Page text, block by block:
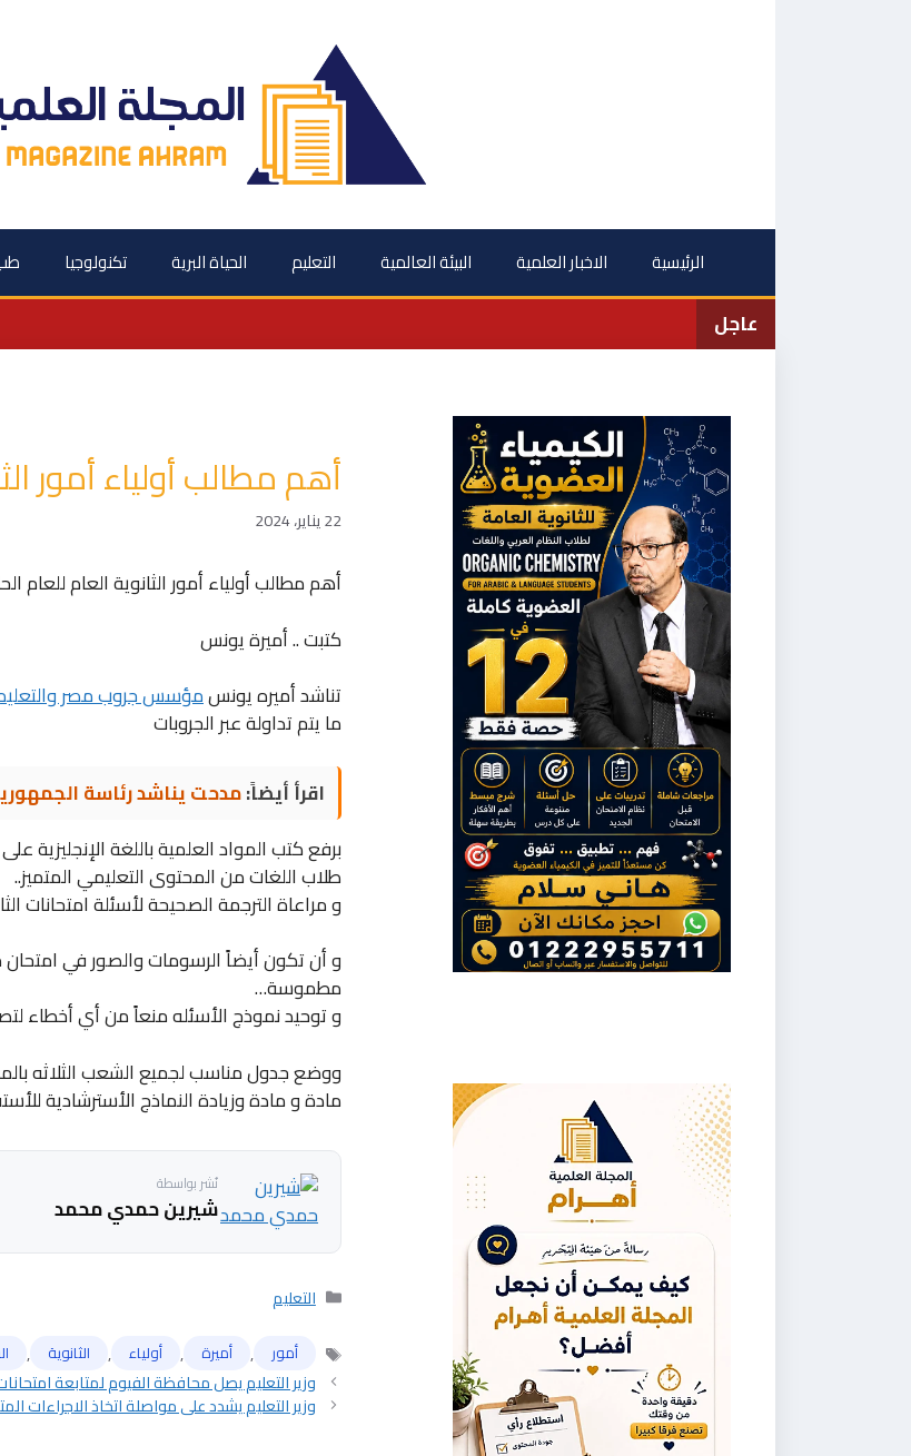
تكنولوجيا الحياة البرية التعليم البيئة العالمية الاخبار العلمية الرئيسية
عاجل
أهم مطالب أولياء أمور
22 يناير، 2024
أهم مطالب أولياء أمور الثانوية العام للعام
كتبت .. أميرة يونس
تناشد أميره يونسمؤسس جروب مصر
ما يتم تداولة عبر الجروبات
اقرأ أيضاً:مدحت يناشد رئاسة
برفع كتب المواد العلمية باللغة الإنجليزية
طلاب اللغات من المحتوى التعليمي المتميز..
و مراعاة الترجمة الصحيحة لأسئلة امتحانات
و أن تكون أيضاً الرسومات والصور في امتحان
مطموسة…
و توحيد نموذج الأسئله منعاً من أي أخطاء
ووضع جدول مناسب لجميع الشعب الثلاثه
مادة و مادة وزيادة النماذج الأسترشادية
نُشر بواسطة
شيرين حمدي محمد
التصنيفات
التعليم
الوسومأمور , أميرة , أولياء , الثانوية ,
وزير التعليم يصل محافظة الفيوم لمتابعة امتحانات
وزير التعليم يشدد على مواصلة اتخاذ